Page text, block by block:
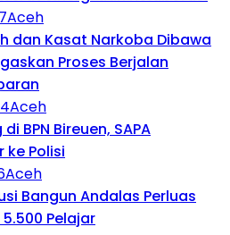
Aceh
dan Kasat Narkoba Dibawa
Proses Berjalan
Aceh
BPN Bireuen, SAPA
ke Polisi
Aceh
Bangun Andalas Perluas
Pelajar